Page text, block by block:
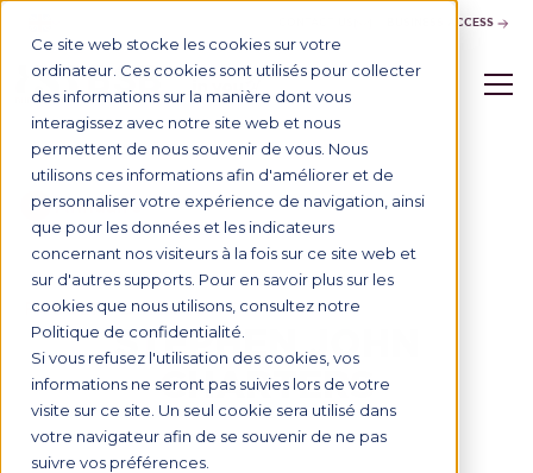
Ce site web stocke les cookies sur votre
ordinateur. Ces cookies sont utilisés pour collecter
des informations sur la manière dont vous
interagissez avec notre site web et nous
permettent de nous souvenir de vous. Nous
utilisons ces informations afin d'améliorer et de
personnaliser votre expérience de navigation, ainsi
que pour les données et les indicateurs
concernant nos visiteurs à la fois sur ce site web et
sur d'autres supports. Pour en savoir plus sur les
cookies que nous utilisons, consultez notre
Politique de confidentialité.
Si vous refusez l'utilisation des cookies, vos
informations ne seront pas suivies lors de votre
visite sur ce site. Un seul cookie sera utilisé dans
votre navigateur afin de se souvenir de ne pas
suivre vos préférences.
BUSINESS ACCESS
Annuaire
FACULTY DIRECTORY
STEPHEN JOHN
CHARTERS